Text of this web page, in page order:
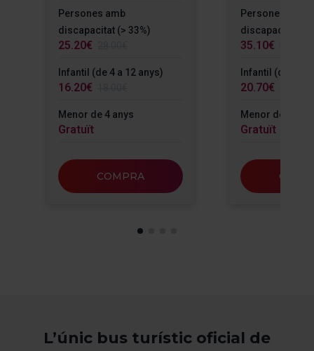
Persones amb
discapacitat (> 33%)
25.20€
Infantil (de 4 a 12 anys)
16.20€
Menor de 4 anys
Gratuït
COMPRA
Persones amb
discapacitat (>
35.10€
Infantil (de 4 a
20.70€
Menor de 4
Gratuït
L’únic bus turístic oficial de